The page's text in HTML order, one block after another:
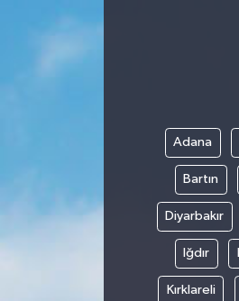
Adana
Bartın
Diyarbakır
Iğdır
Kırklareli